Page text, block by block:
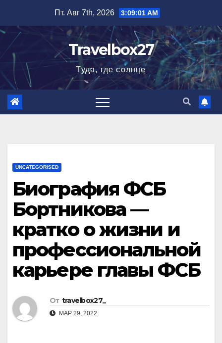
содержимому
Пт. Авг 7th, 2026 3:09:02 AM
Travelbox27
Туда, где солнце
UNCATEGORISED
Биография ФСБ
Бортникова —
кратко о жизни и
профессиональной
карьере главы ФСБ
От travelbox27_
МАР 29, 2022